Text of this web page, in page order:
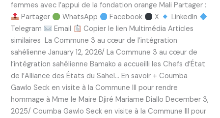
femmes avec l’appui de la fondation orange Mali Partager :
Partager
WhatsApp Facebook X
LinkedIn
Telegram
Email
Copier le lien Multimédia Articles
similaires La Commune 3 au cœur de l’intégration
sahélienne January 12, 2026/ La Commune 3 au cœur de
l’intégration sahélienne Bamako a accueilli les Chefs d’État
de l’Alliance des États du Sahel… En savoir + Coumba
Gawlo Seck en visite à la Commune III pour rendre
hommage à Mme le Maire Djiré Mariame Diallo December 3,
2025/ Coumba Gawlo Seck en visite à la Commune III pour